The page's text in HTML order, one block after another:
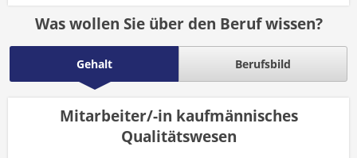
Was wollen Sie über den Beruf wissen?
Gehalt Berufsbild
Mitarbeiter/-in kaufmännisches
Qualitätswesen